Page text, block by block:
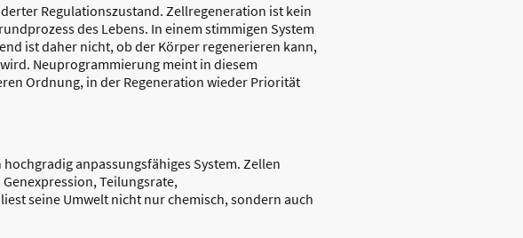
Regulationszustand. Zellregeneration ist kein
des Lebens. In einem stimmigen System
ist daher nicht, ob der Körper regenerieren kann,
Neuprogrammierung meint in diesem
Ordnung, in der Regeneration wieder Priorität
anpassungsfähiges System. Zellen
Teilungsrate,
seine Umwelt nicht nur chemisch, sondern auch